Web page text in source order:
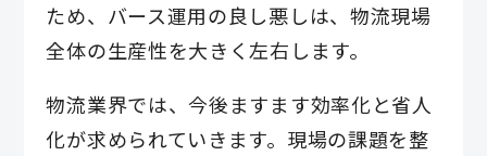
ため、バース運用の良し悪しは、物流現場
全体の生産性を大きく左右します。
物流業界では、今後ますます効率化と省人
化が求められていきます。現場の課題を整